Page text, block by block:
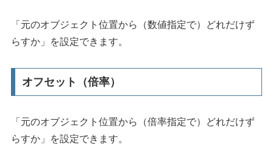
「元のオブジェクト位置から（数値指定で）どれだけず
らすか」を設定できます。
オフセット（倍率）
「元のオブジェクト位置から（倍率指定で）どれだけず
らすか」を設定できます。